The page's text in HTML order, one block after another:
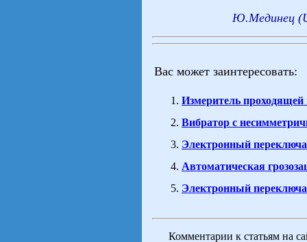
Ю.Мединец
Вас может заинтересовать:
Измеритель
Вибратор с
Электронный
Автоматическая
Электронный
Комментарии к статьям на